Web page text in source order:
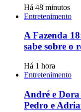
Há 48 minutos
Entretenimento
A Fazenda
sabe sobre o
Há 1 hora
Entretenimento
André e
Pedro e